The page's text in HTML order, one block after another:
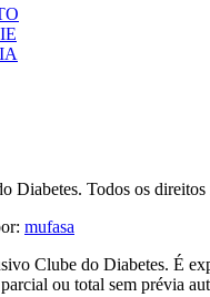
Diabetes. Todos os direitos
mufasa
Clube do Diabetes. É
ou total sem prévia